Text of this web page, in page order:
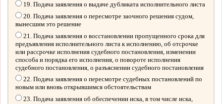
19. Подача заявления о выдаче дубликата исполнительного листа
20. Подача заявления о пересмотре заочного решения судом,
вынесшим это решение
21. Подача заявления о восстановлении пропущенного срока для
предъявления исполнительного листа к исполнению, об отсрочке
или рассрочке исполнения судебного постановления, изменении
способа и порядка его исполнения, о повороте исполнения
судебного постановления, о разъяснении судебного постановления
22. Подача заявления о пересмотре судебных постановлений по
новым или вновь открывшимся обстоятельствам
23. Подача заявления об обеспечении иска, в том числе иска,